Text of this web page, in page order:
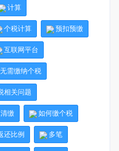
计算
个税计算 预扣预缴
互联网平台
无需缴纳个税
相关问题
缴 如何缴个税
还比例 多笔